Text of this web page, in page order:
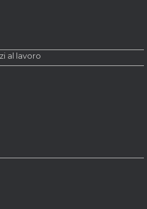
al lavoro